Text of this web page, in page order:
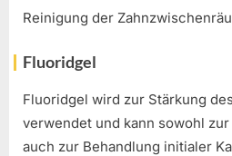
Reinigung der
Fluoridgel
Fluoridgel wird zur Stärkung
verwendet und kann sowohl
auch zur Behandlung initialer